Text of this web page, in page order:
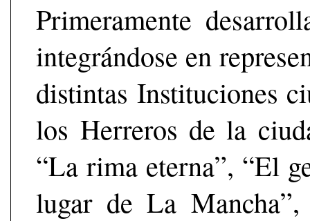
Primeramente
integrándose en
distintas Instituciones
los Herreros de la
“La rima eterna”, “El
lugar de La Mancha”,